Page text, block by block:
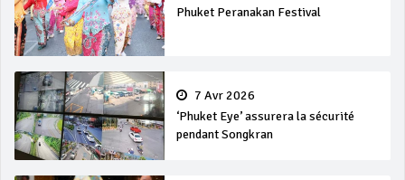
Phuket Peranakan Festival
7 Avr 2026
‘Phuket Eye’ assurera la sécurité
pendant Songkran